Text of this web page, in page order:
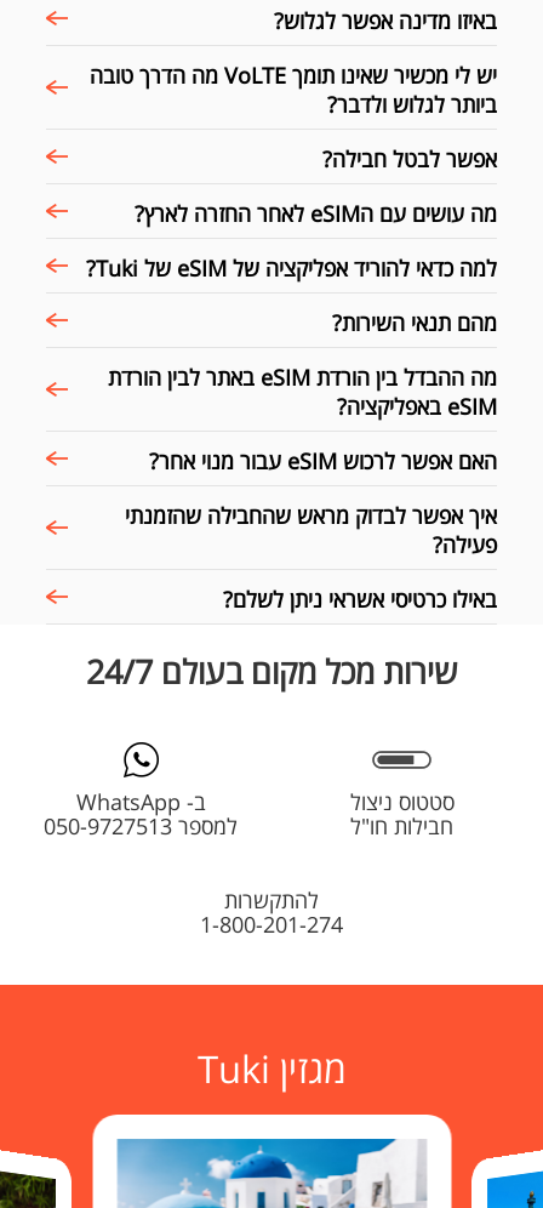
באיזו מדינה אפשר לגלוש?
יש לי מכשיר שאינו תומך VoLTE מה הדרך טובה
ביותר לגלוש ולדבר?
אפשר לבטל חבילה?
מה עושים עם הeSIM לאחר החזרה לארץ?
למה כדאי להוריד אפליקציה של eSIM של Tuki?
מהם תנאי השירות?
מה ההבדל בין הורדת eSIM באתר לבין הורדת
eSIM באפליקציה?
האם אפשר לרכוש eSIM עבור מנוי אחר?
איך אפשר לבדוק מראש שהחבילה שהזמנתי
פעילה?
באילו כרטיסי אשראי ניתן לשלם?
שירות מכל מקום בעולם 24/7
סטטוס ניצול
חבילות חו"ל
ב- WhatsApp
למספר 050-9727513
להתקשרות
1-800-201-274
מגזין Tuki